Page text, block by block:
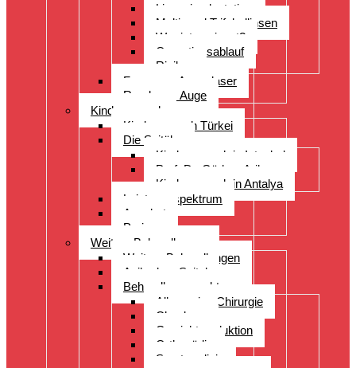
Linsenimplantation
Multi- und Trifokallinsen
Wer ist geeignet?
Operationsablauf
Risiken
Fragen zu Augenlaser
Rund ums Auge
Kinderwunsch
Kinderwunsch Türkei
Die Spitäler
Kinderwunsch in Istanbul
Prof. Dr. Gürkan Arikan
Kinderwunsch in Antalya
Leistungsspektrum
Angebot
Preise
Weitere Behandlungen
Weitere Behandlungen
Acibadem Spital
Behandlungsspektrum
Allgemeine Chirurgie
Check-up
Gewichtsreduktion
Orthopädie
Sportmedizin